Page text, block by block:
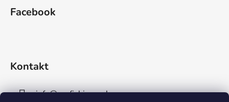
Facebook
Kontakt
info@aaafishingpraha.cz